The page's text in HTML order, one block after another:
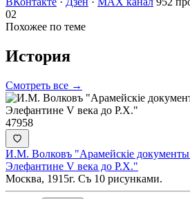
02
Похожее по теме
История
Смотреть все →
47958
И.М. Волковъ "Арамейскiе документы
Элефантине V века до Р.Х."
Москва, 1915г. Съ 10 рисунками.